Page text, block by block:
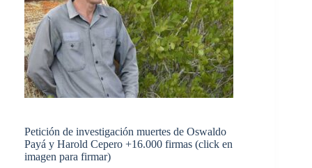
Petición de investigación muertes de Oswaldo
Payá y Harold Cepero +16.000 firmas (click en
imagen para firmar)